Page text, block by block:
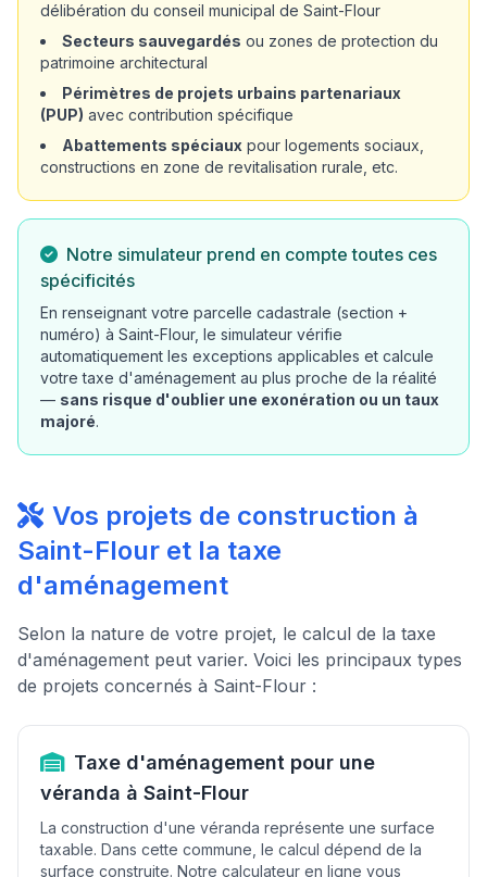
délibération du conseil municipal de Saint-Flour
Secteurs sauvegardés ou zones de protection du
patrimoine architectural
Périmètres de projets urbains partenariaux
(PUP) avec contribution spécifique
Abattements spéciaux pour logements sociaux,
constructions en zone de revitalisation rurale, etc.
Notre simulateur prend en compte toutes ces
spécificités
En renseignant votre parcelle cadastrale (section +
numéro) à Saint-Flour, le simulateur vérifie
automatiquement les exceptions applicables et calcule
votre taxe d'aménagement au plus proche de la réalité
— sans risque d'oublier une exonération ou un taux
majoré.
Vos projets de construction à
Saint-Flour et la taxe
d'aménagement
Selon la nature de votre projet, le calcul de la taxe
d'aménagement peut varier. Voici les principaux types
de projets concernés à Saint-Flour :
Taxe d'aménagement pour une
véranda à Saint-Flour
La construction d'une véranda représente une surface
taxable. Dans cette commune, le calcul dépend de la
surface construite. Notre calculateur en ligne vous